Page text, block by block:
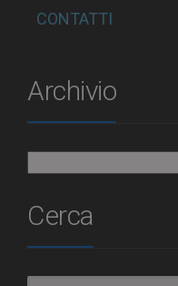
CONTATTI
Archivio
Cerca